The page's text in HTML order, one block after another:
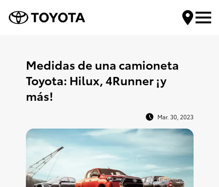
Encuentra tu Toyota
Compra tu Toyota
Mundo Toyota
Contáctanos
Medidas de una camioneta
Toyota: Hilux, 4Runner ¡y
más!
Mar. 30, 2023